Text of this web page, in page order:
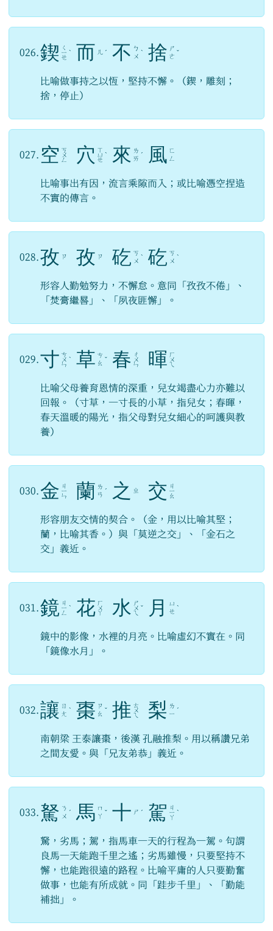
026. 鍥 ㄑ
ㄧ
ㄝ
ˋ 而 ㄦ ˊ 不 ㄅ
ㄨ ˋ 捨 ㄕ
ㄜ ˇ
比喻做事持之以恆，堅持不懈。（鍥，雕刻；
捨，停止）
027. 空 ㄎ
ㄨ
ㄥ 穴 ㄒ
ㄩ
ㄝ
ˋ 來 ㄌ
ㄞ ˊ 風 ㄈ
ㄥ
比喻事出有因，流言乘隙而入；或比喻憑空捏造
不實的傳言。
028. 孜 ㄗ 孜 ㄗ 矻 ㄎ
ㄨ ˋ 矻 ㄎ
ㄨ ˋ
形容人勤勉努力，不懈怠。意同「孜孜不倦」、
「焚膏繼晷」、「夙夜匪懈」。
029. 寸 ㄘ
ㄨ
ㄣ
ˋ 草 ㄘ
ㄠ ˇ 春 ㄔ
ㄨ
ㄣ 暉 ㄏ
ㄨ
ㄟ
比喻父母養育恩情的深重，兒女竭盡心力亦難以
回報。（寸草，一寸長的小草，指兒女；春暉，
春天溫暖的陽光，指父母對兒女細心的呵護與教
養）
030. 金 ㄐ
ㄧ
ㄣ 蘭 ㄌ
ㄢ ˊ 之 ㄓ 交 ㄐ
ㄧ
ㄠ
形容朋友交情的契合。（金，用以比喻其堅；
蘭，比喻其香。）與「莫逆之交」、「金石之
交」義近。
031. 鏡 ㄐ
ㄧ
ㄥ
ˋ 花 ㄏ
ㄨ
ㄚ 水 ㄕ
ㄨ
ㄟ
ˇ 月
ㄩ
ㄝ ˋ
鏡中的影像，水裡的月亮。比喻虛幻不實在。同
「鏡像水月」。
032. 讓 ㄖ
ㄤ ˋ 棗 ㄗ
ㄠ ˇ 推 ㄊ
ㄨ
ㄟ 梨 ㄌ
ㄧ ˊ
南朝梁 王泰讓棗，後漢 孔融推梨。用以稱讚兄弟
之間友愛。與「兄友弟恭」義近。
033. 駑 ㄋ
ㄨ ˊ 馬 ㄇ
ㄚ ˇ 十 ㄕ ˊ 駕 ㄐ
ㄧ
ㄚ
ˋ
駑，劣馬；駕，指馬車一天的行程為一駕。句謂
良馬一天能跑千里之遙；劣馬雖慢，只要堅持不
懈，也能跑很遠的路程。比喻平庸的人只要勤奮
做事，也能有所成就。同「跬步千里」、「勤能
補拙」。